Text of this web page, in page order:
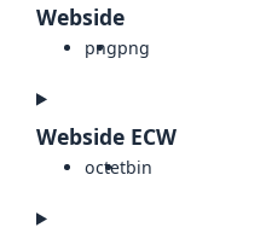
Webside
pngpng
Webside ECW
octetbin